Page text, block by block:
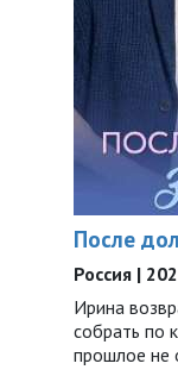
После
Россия |
Ирина
собрать по
прошлое не